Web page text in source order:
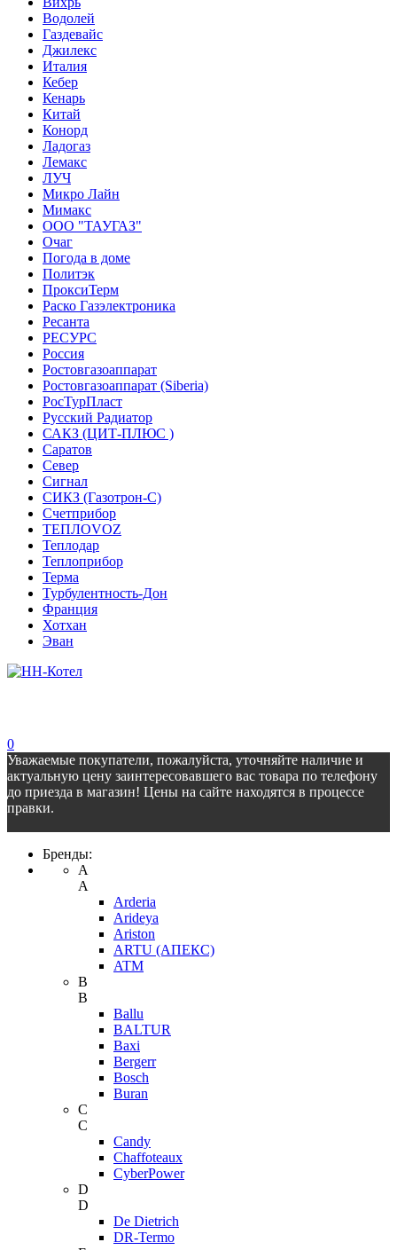
Водолей
Газдевайс
Джилекс
Италия
Кебер
Кенарь
Китай
Конорд
Ладогаз
Лемакс
ЛУЧ
Микро Лайн
Мимакс
ООО "ТАУГАЗ"
Очаг
Погода в доме
Политэк
ПроксиТерм
Раско Газэлектроника
Ресанта
РЕСУРС
Россия
Ростовгазоаппарат
Ростовгазоаппарат (Siberia)
РосТурПласт
Русский Радиатор
САКЗ (ЦИТ-ПЛЮС )
Саратов
Север
Сигнал
СИКЗ (Газотрон-С)
Счетприбор
ТЕПЛОVOZ
Теплодар
Теплоприбор
Терма
Турбулентность-Дон
Франция
Хотхан
Эван
0
Уважаемые покупатели, пожалуйста, уточняйте наличие и
актуальную цену заинтересовавшего вас товара по телефону
до приезда в магазин! Цены на сайте находятся в процессе
правки.
Бренды:
A
A
Arderia
Arideya
Ariston
ARTU (АПЕКС)
ATM
B
B
Ballu
BALTUR
Baxi
Bergerr
Bosch
Buran
C
C
Candy
Chaffoteaux
CyberPower
D
D
De Dietrich
DR-Termo